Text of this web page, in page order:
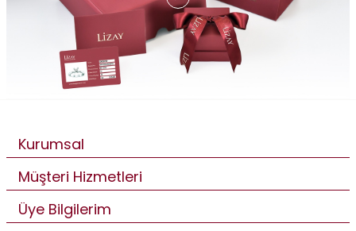
Kurumsal
Müşteri Hizmetleri
Üye Bilgilerim